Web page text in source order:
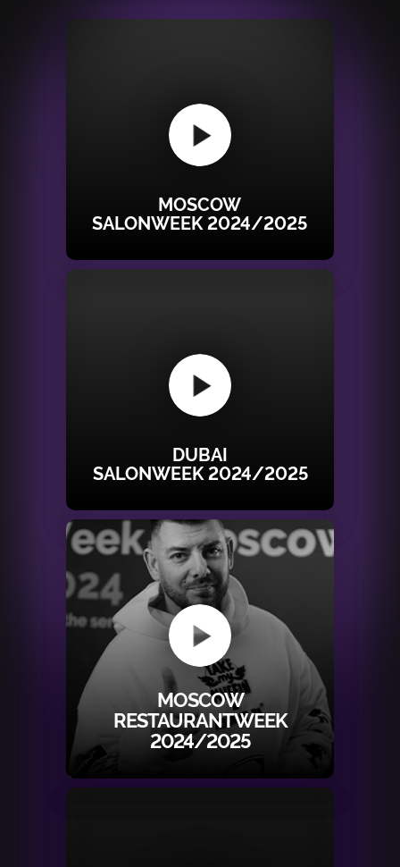
MOSCOW
RESTAURANTWEEK
2024/2025
DUBAI
SALONWEEK 2024/2025
MOSCOW
SALONWEEK 2024/2025